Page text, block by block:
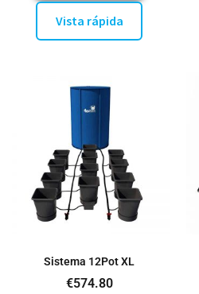
Vista rápida
Sistema 12Pot XL
€574.80